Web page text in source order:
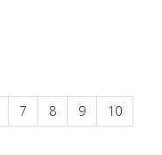
7 8 9 10